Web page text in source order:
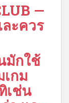
—
ะควร
มักใช้
กม
เช่น